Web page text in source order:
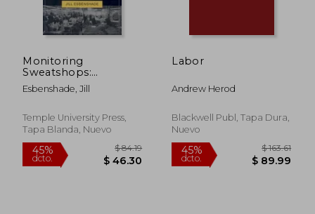
Monitoring
Sweatshops:
Workers, Consumers,
and the Global
Inglés)
Esbenshade, Jill
Temple University Press,
Tapa Blanda, Nuevo
Labor
Andrew Herod
Blackwell Publ, Tapa Dura,
Nuevo